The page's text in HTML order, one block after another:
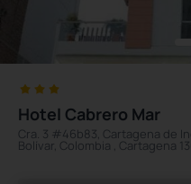
Hotel Cabrero Mar
Cra. 3 #46b83, Cartagena de
Bolívar, Colombia , Cartagena